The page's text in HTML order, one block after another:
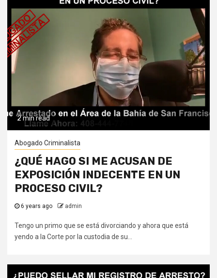
2 min read
Abogado Criminalista
¿QUÉ HAGO SI ME ACUSAN DE
EXPOSICIÓN INDECENTE EN UN
PROCESO CIVIL?
6 years ago admin
Tengo un primo que se está divorciando y ahora que está
yendo a la Corte por la custodia de su...